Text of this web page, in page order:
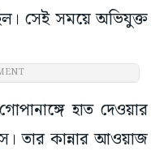
সেই সময়ে অভিযুক্ত
হাত দেওয়ার
তার কান্নার আওয়াজ